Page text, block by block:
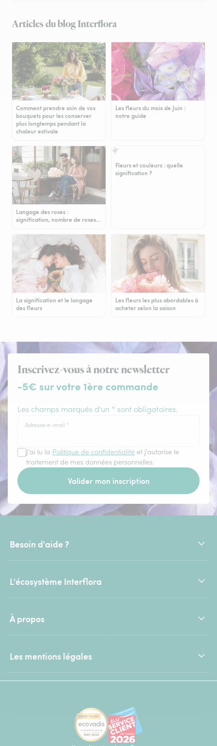
Articles du blog Interflora
Comment prendre soin de vos
bouquets pour les conserver
plus longtemps pendant la
chaleur estivale
Les fleurs du mois de Juin :
notre guide
Langage des roses :
signification, nombre de roses…
Fleurs et couleurs : quelle
signification ?
La signification et le langage
des fleurs
Les fleurs les plus abordables à
acheter selon la saison
Inscrivez-vous à notre newsletter
-5€ sur votre 1ère commande
Les champs marqués d'un * sont obligatoires.
Adresse e-mail *
J'ai lu la Politique de confidentialité et j'autorise le
traitement de mes données personnelles.
Valider mon inscription
Besoin d'aide ?
L'écosystème Interflora
À propos
Les mentions légales